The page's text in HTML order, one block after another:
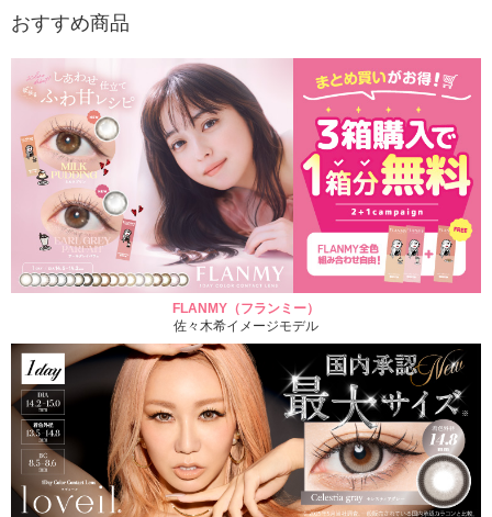
おすすめ商品
FLANMY（フランミー）
佐々木希イメージモデル